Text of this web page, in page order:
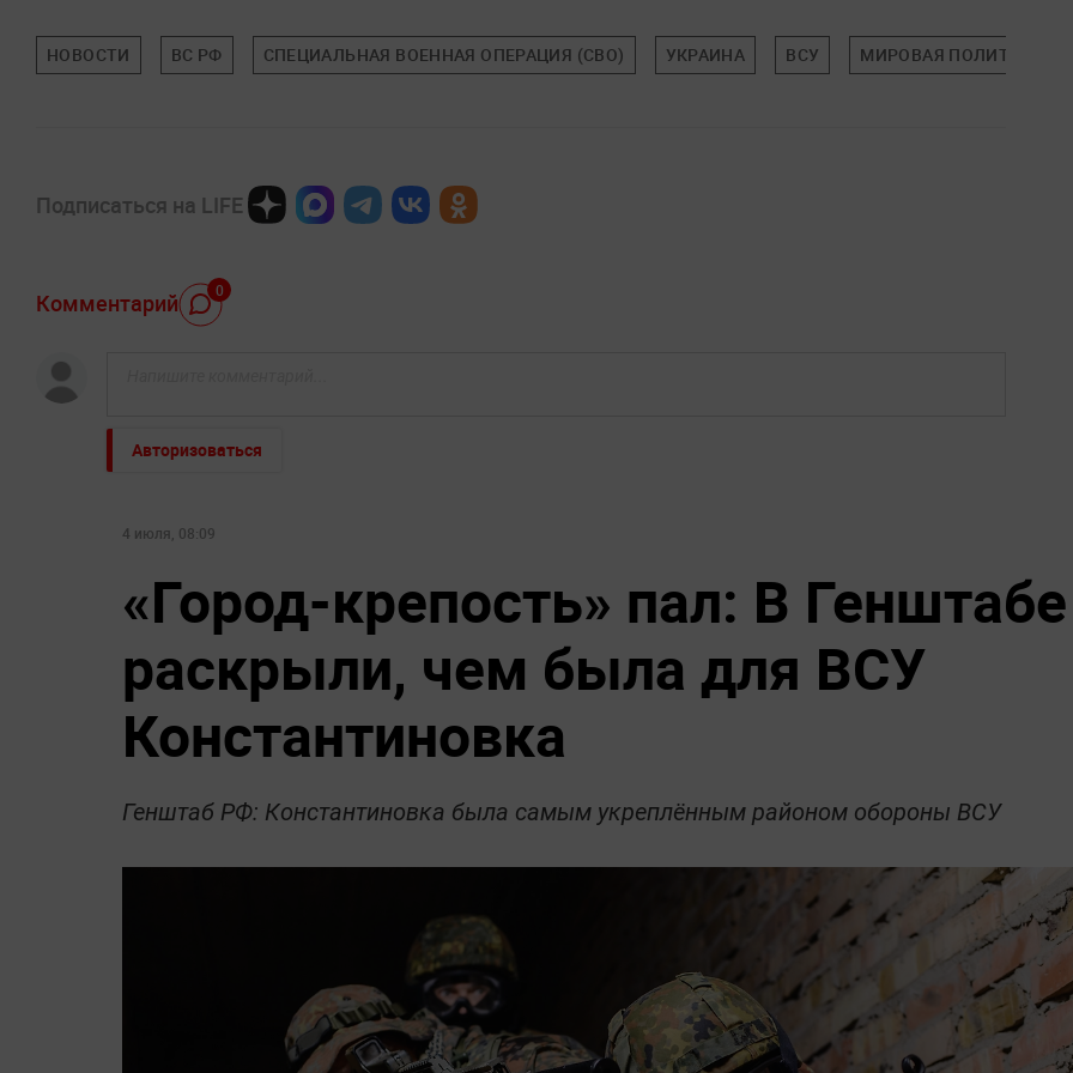
НОВОСТИ ВС РФ СПЕЦИАЛЬНАЯ ВОЕННАЯ ОПЕРАЦИЯ (СВО) УКРАИНА ВСУ МИРОВАЯ ПОЛИТИКА
Подписаться на LIFE
Комментарий 0
Авторизоваться
4 июля, 08:09
«Город-крепость» пал: В Генштабе
раскрыли, чем была для ВСУ
Константиновка
Генштаб РФ: Константиновка была самым укреплённым районом обороны ВСУ